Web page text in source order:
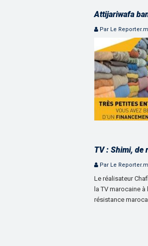
Attijariwafa
Par Le
TV : Shimi, de
Par Le
Le réalisateur
la TV marocaine
résistance